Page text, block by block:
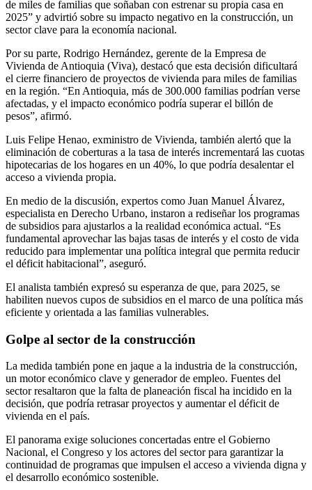
de miles de familias que soñaban con estrenar su propia casa en
2025” y advirtió sobre su impacto negativo en la construcción, un
sector clave para la economía nacional.
Por su parte, Rodrigo Hernández, gerente de la Empresa de
Vivienda de Antioquia (Viva), destacó que esta decisión dificultará
el cierre financiero de proyectos de vivienda para miles de familias
en la región. “En Antioquia, más de 300.000 familias podrían verse
afectadas, y el impacto económico podría superar el billón de
pesos”, afirmó.
Luis Felipe Henao, exministro de Vivienda, también alertó que la
eliminación de coberturas a la tasa de interés incrementará las cuotas
hipotecarias de los hogares en un 40%, lo que podría desalentar el
acceso a vivienda propia.
En medio de la discusión, expertos como Juan Manuel Álvarez,
especialista en Derecho Urbano, instaron a rediseñar los programas
de subsidios para ajustarlos a la realidad económica actual. “Es
fundamental aprovechar las bajas tasas de interés y el costo de vida
reducido para implementar una política integral que permita reducir
el déficit habitacional”, aseguró.
El analista también expresó su esperanza de que, para 2025, se
habiliten nuevos cupos de subsidios en el marco de una política más
eficiente y orientada a las familias vulnerables.
Golpe al sector de la construcción
La medida también pone en jaque a la industria de la construcción,
un motor económico clave y generador de empleo. Fuentes del
sector resaltaron que la falta de planeación fiscal ha incidido en la
decisión, que podría retrasar proyectos y aumentar el déficit de
vivienda en el país.
El panorama exige soluciones concertadas entre el Gobierno
Nacional, el Congreso y los actores del sector para garantizar la
continuidad de programas que impulsen el acceso a vivienda digna y
el desarrollo económico sostenible.